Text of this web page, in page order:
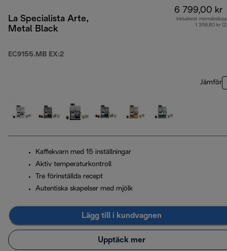
La Specialista Arte,
Metal Black
EC9155.MB EX:2
6 799,00 kr
Inkluderat
1 359,80 kr
Jämför
Kaffekvarn med 15 inställningar
Aktiv temperaturkontroll
Tre förinställda recept
Autentiska skapelser med mjölk
Lägg till i kundvagnen
Upptäck mer